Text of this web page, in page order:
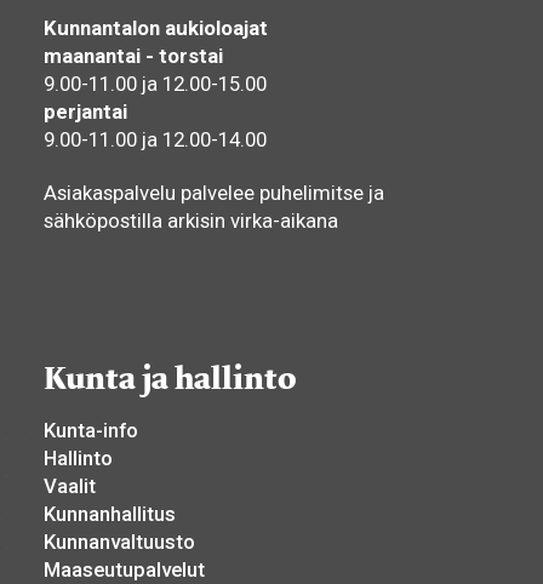
Kunnantalon aukioloajat
maanantai - torstai
9.00-11.00 ja 12.00-15.00
perjantai
9.00-11.00 ja 12.00-14.00
Asiakaspalvelu palvelee puhelimitse ja
sähköpostilla arkisin virka-aikana
Kunta ja hallinto
Kunta-info
Hallinto
Vaalit
Kunnanhallitus
Kunnanvaltuusto
Maaseutupalvelut